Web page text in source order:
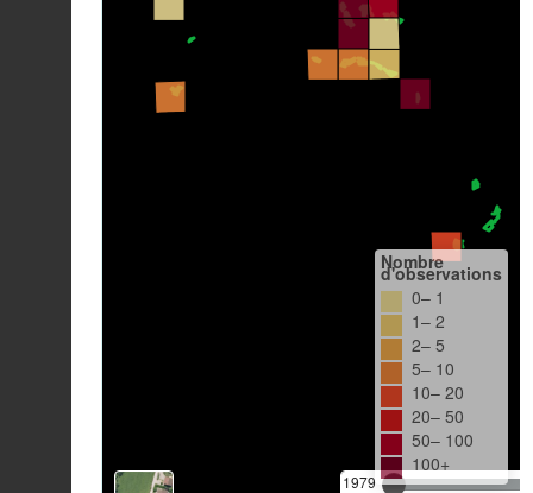
1979
Nombre
d'observations
0– 1
1– 2
2– 5
5– 10
10– 20
20– 50
50– 100
100+